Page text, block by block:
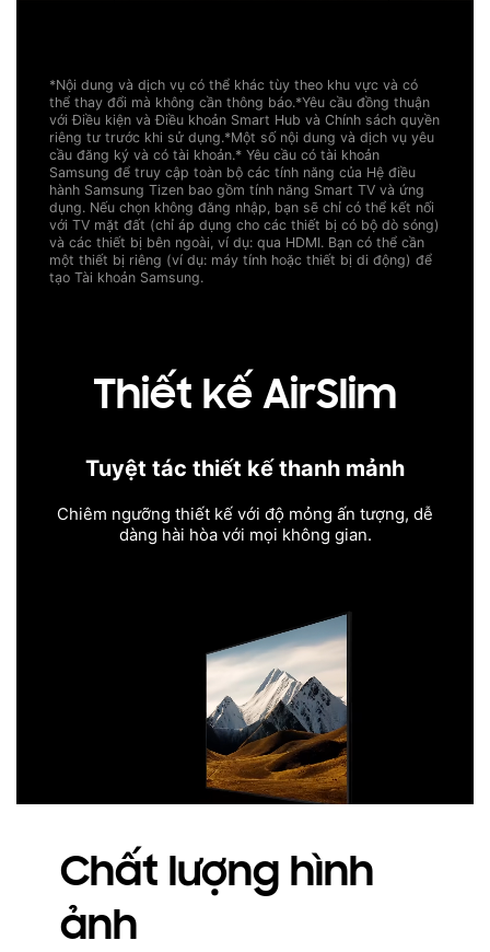
*Nội dung và dịch vụ có thể khác tùy theo khu vực và có
thể thay đổi mà không cần thông báo.*Yêu cầu đồng thuận
với Điều kiện và Điều khoản Smart Hub và Chính sách quyền
riêng tư trước khi sử dụng.*Một số nội dung và dịch vụ yêu
cầu đăng ký và có tài khoản.* Yêu cầu có tài khoản
Samsung để truy cập toàn bộ các tính năng của Hệ điều
hành Samsung Tizen bao gồm tính năng Smart TV và ứng
dụng. Nếu chọn không đăng nhập, bạn sẽ chỉ có thể kết nối
với TV mặt đất (chỉ áp dụng cho các thiết bị có bộ dò sóng)
và các thiết bị bên ngoài, ví dụ: qua HDMI. Bạn có thể cần
một thiết bị riêng (ví dụ: máy tính hoặc thiết bị di động) để
tạo Tài khoản Samsung.
Thiết kế AirSlim
Tuyệt tác thiết kế thanh mảnh
Chiêm ngưỡng thiết kế với độ mỏng ấn tượng, dễ
dàng hài hòa với mọi không gian.
Chất lượng hình
ảnh